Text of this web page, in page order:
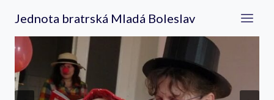
obsah
Jednota bratrská Mladá Boleslav